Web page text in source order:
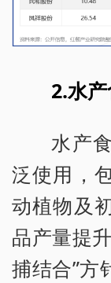
2.水
水产
泛使用，
动植物及
品产量提
捕结合”方